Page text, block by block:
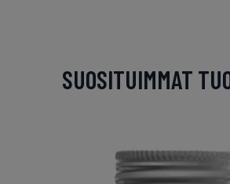
SUOSITUIMMAT